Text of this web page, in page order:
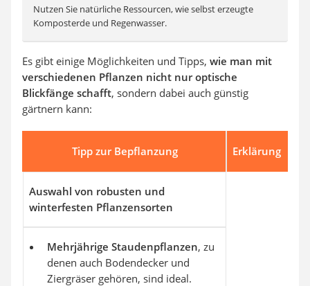
Nutzen Sie natürliche Ressourcen, wie selbst erzeugte
Komposterde und Regenwasser.
Es gibt einige Möglichkeiten und Tipps, wie man mit
verschiedenen Pflanzen nicht nur optische
Blickfänge schafft, sondern dabei auch günstig
gärtnern kann:
Tipp zur Bepflanzung Erklärung
Auswahl von robusten und
winterfesten Pflanzensorten
Mehrjährige Staudenpflanzen, zu
denen auch Bodendecker und
Ziergräser gehören, sind ideal.